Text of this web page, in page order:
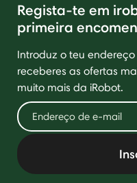
Regista-te em
primeira
Introduz o teu
receberes as ofertas
muito mais da iRobot.